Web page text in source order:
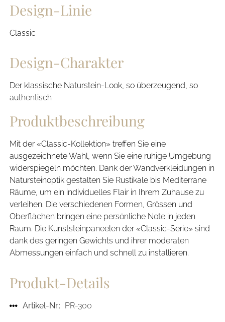
Design-Linie
Classic
Design-Charakter
Der klassische Naturstein-Look, so überzeugend, so
authentisch
Produktbeschreibung
Mit der «Classic-Kollektion» treffen Sie eine
ausgezeichnete Wahl, wenn Sie eine ruhige Umgebung
widerspiegeln möchten. Dank der Wandverkleidungen in
Natursteinoptik gestalten Sie Rustikale bis Mediterrane
Räume, um ein individuelles Flair in Ihrem Zuhause zu
verleihen. Die verschiedenen Formen, Grössen und
Oberflächen bringen eine persönliche Note in jeden
Raum. Die Kunststeinpaneelen der «Classic-Serie» sind
dank des geringen Gewichts und ihrer moderaten
Abmessungen einfach und schnell zu installieren.
Produkt-Details
Artikel-Nr.: PR-300